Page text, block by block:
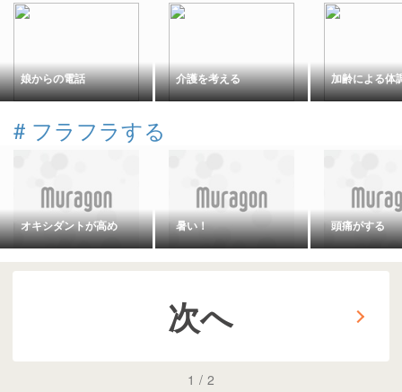
娘からの電話 介護を考える 加齢による体
# フラフラする
オキシダントが高め 暑い！ 頭痛がする
次へ
1 / 2